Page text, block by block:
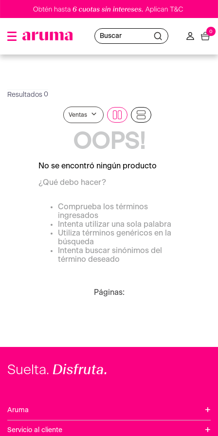
Buscar
0
0
Ventas
OOPS!
No se encontró ningún producto
¿Qué debo hacer?
Comprueba los términos
ingresados
Intenta utilizar una sola palabra
Utiliza términos genéricos en la
búsqueda
Intenta buscar sinónimos del
término deseado
Páginas:
Suelta. Disfruta.
Aruma +
Servicio al cliente +